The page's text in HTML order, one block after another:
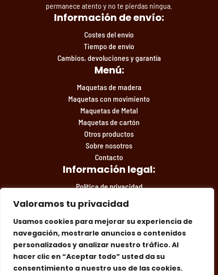
Valoramos tu privacidad
Usamos cookies para mejorar su experiencia de
navegación, mostrarle anuncios o contenidos
personalizados y analizar nuestro tráfico. Al
hacer clic en “Aceptar todo” usted da su
consentimiento a nuestro uso de las cookies.
permanece atento y no te pierdas ningua.
Información de envío:
Costes del envío
Tiempo de envío
Cambios, devoluciones y garantía
Menú:
Maquetas de madera
Maquetas con movimiento
Maquetas de Metal
Maquetas de cartón
Otros productos
Sobre nosotros
Contacto
Información legal:
Política de privacidad
Aviso legal
Síguenos en las redes:Facebook Instagram